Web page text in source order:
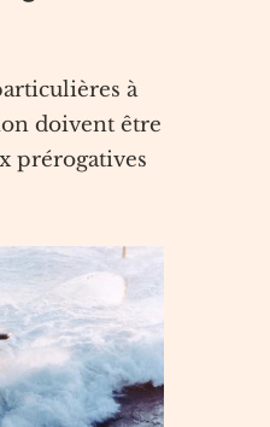
à
doivent être
prérogatives